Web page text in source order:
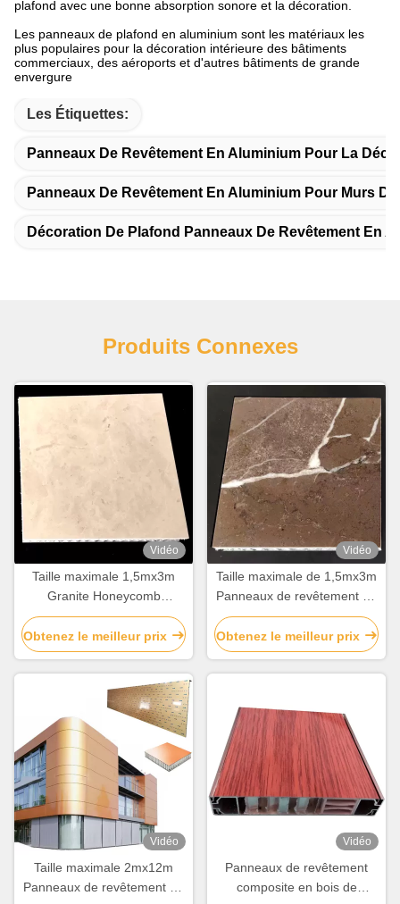
plafond avec une bonne absorption sonore et la décoration.
Les panneaux de plafond en aluminium sont les matériaux les
plus populaires pour la décoration intérieure des bâtiments
commerciaux, des aéroports et d'autres bâtiments de grande
envergure
Les Étiquettes:
Panneaux De Revêtement En Aluminium Pour La
Panneaux De Revêtement En Aluminium Pour Murs
Décoration De Plafond Panneaux De Revêtement En
Produits Connexes
Vidéo
Taille maximale 1,5mx3m
Granite Honeycomb
Panneaux de revêtement en
aluminium sandwiché pour la
décoration de bâtiments
Obtenez le meilleur prix
Vidéo
Taille maximale de 1,5mx3m
Panneaux de revêtement en
aluminium à honeycomb en
marbre pour la décoration
de bâtiments
Obtenez le meilleur prix
Vidéo
Taille maximale 2mx12m
Panneaux de revêtement en
Vidéo
Panneaux de revêtement
composite en bois de